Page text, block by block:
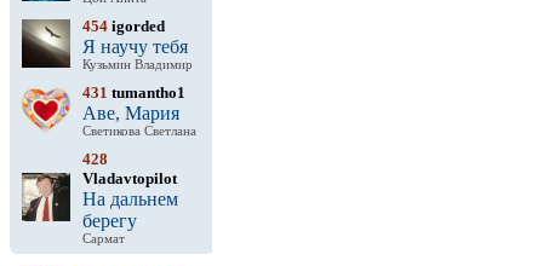
454 igorded
Я научу тебя
Кузьмин Владимир
431 tumantho1
Аве, Мария
Светикова Светлана
428
Vladavtopilot
На дальнем
берегу
Сармат